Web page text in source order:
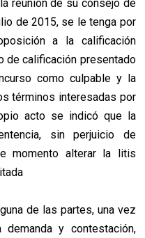
reunión de su consejo de
de 2015, se le tenga por
a la calificación
de calificación presentado
como culpable y la
términos interesadas por
acto se indicó que la
sin perjuicio de
momento alterar la litis
de las partes, una vez
y contestación,